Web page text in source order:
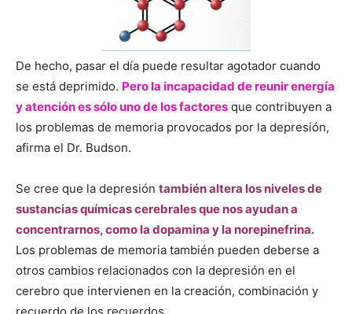
De hecho, pasar el día puede resultar agotador cuando
se está deprimido. Pero la incapacidad de reunir energía
y atención es sólo uno de los factores que contribuyen a
los problemas de memoria provocados por la depresión,
afirma el Dr. Budson.
Se cree que la depresión también altera los niveles de
sustancias químicas cerebrales que nos ayudan a
concentrarnos, como la dopamina y la norepinefrina.
Los problemas de memoria también pueden deberse a
otros cambios relacionados con la depresión en el
cerebro que intervienen en la creación, combinación y